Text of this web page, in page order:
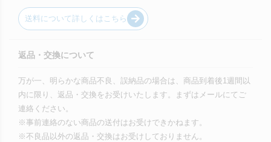
送料について詳しくはこちら
返品・交換について
万が一、明らかな商品不良、誤納品の場合は、商品到着後1週間以
内に限り、返品・交換をお受けいたします。まずはメールにてご
連絡ください。
※事前連絡のない商品の送付はお受けできかねます。
※不良品以外の返品・交換はお受けしておりません。